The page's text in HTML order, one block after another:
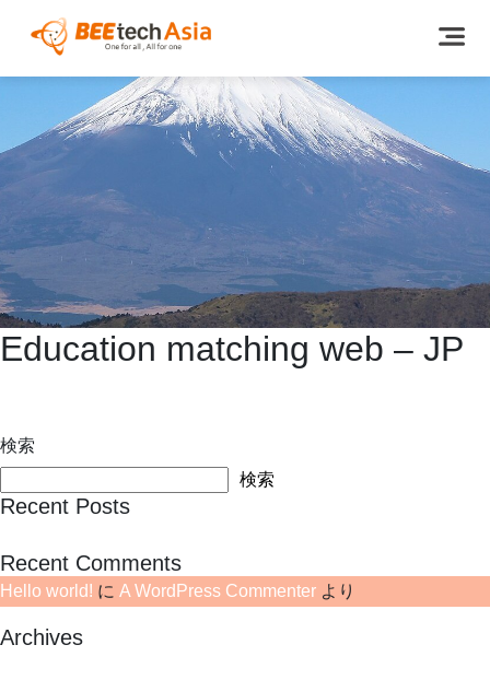
Education matching web – JP
ナ
ビ
ゲ
ー
ョ
ン
検索
検索
Recent Posts
Recent Comments
Hello world! に A WordPress Commenter より
Archives